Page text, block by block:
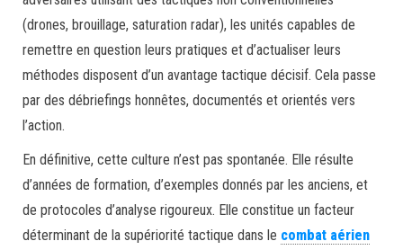
(drones, brouillage, saturation radar), les unités capables de
remettre en question leurs pratiques et d’actualiser leurs
méthodes disposent d’un avantage tactique décisif. Cela passe
par des débriefings honnêtes, documentés et orientés vers
l’action.
En définitive, cette culture n’est pas spontanée. Elle résulte
d’années de formation, d’exemples donnés par les anciens, et
de protocoles d’analyse rigoureux. Elle constitue un facteur
déterminant de la supériorité tactique dans le combat aérien